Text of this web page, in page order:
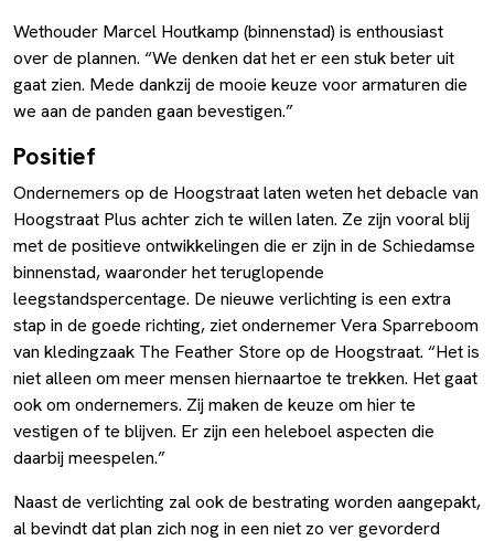
Wethouder Marcel Houtkamp (binnenstad) is enthousiast
over de plannen. “We denken dat het er een stuk beter uit
gaat zien. Mede dankzij de mooie keuze voor armaturen die
we aan de panden gaan bevestigen.”
Positief
Ondernemers op de Hoogstraat laten weten het debacle van
Hoogstraat Plus achter zich te willen laten. Ze zijn vooral blij
met de positieve ontwikkelingen die er zijn in de Schiedamse
binnenstad, waaronder het teruglopende
leegstandspercentage. De nieuwe verlichting is een extra
stap in de goede richting, ziet ondernemer Vera Sparreboom
van kledingzaak The Feather Store op de Hoogstraat. “Het is
niet alleen om meer mensen hiernaartoe te trekken. Het gaat
ook om ondernemers. Zij maken de keuze om hier te
vestigen of te blijven. Er zijn een heleboel aspecten die
daarbij meespelen.”
Naast de verlichting zal ook de bestrating worden aangepakt,
al bevindt dat plan zich nog in een niet zo ver gevorderd